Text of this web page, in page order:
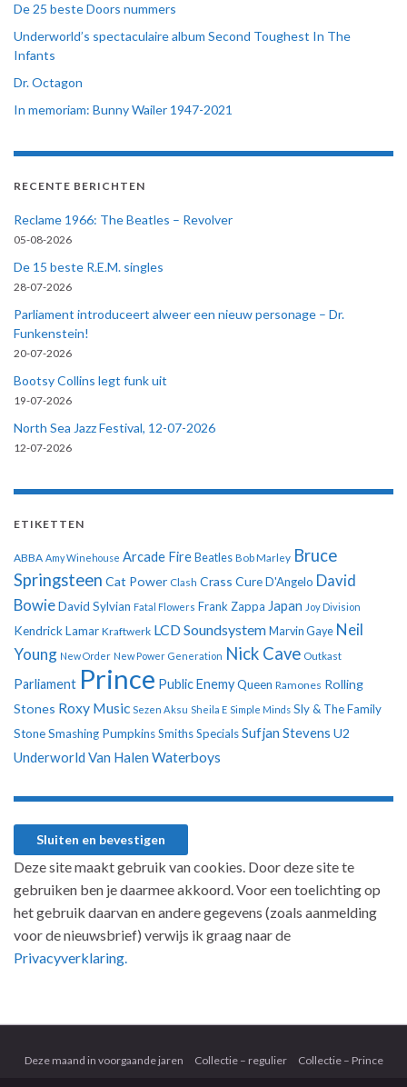
De 25 beste Doors nummers
Underworld’s spectaculaire album Second Toughest In The
Infants
Dr. Octagon
In memoriam: Bunny Wailer 1947-2021
RECENTE BERICHTEN
Reclame 1966: The Beatles – Revolver
05-08-2026
De 15 beste R.E.M. singles
28-07-2026
Parliament introduceert alweer een nieuw personage – Dr.
Funkenstein!
20-07-2026
Bootsy Collins legt funk uit
19-07-2026
North Sea Jazz Festival, 12-07-2026
12-07-2026
ETIKETTEN
ABBA Amy Winehouse Arcade Fire Beatles Bob Marley Bruce
Springsteen Cat Power Clash Crass CureD'Angelo David
BowieDavid Sylvian Fatal Flowers Frank Zappa Japan Joy Division
Kendrick Lamar Kraftwerk LCD Soundsystem Marvin Gaye Neil
Young New Order New Power Generation Nick Cave Outkast
Parliament Prince Public EnemyQueen Ramones Rolling
Stones Roxy Music Sezen Aksu Sheila E Simple Minds Sly & The Family
StoneSmashing PumpkinsSmithsSpecialsSufjan Stevens U2
Underworld Van Halen Waterboys
Deze site maakt gebruik van cookies. Door deze site te
gebruiken ben je daarmee akkoord. Voor een toelichting op
het gebruik daarvan en andere gegevens (zoals aanmelding
voor de nieuwsbrief) verwijs ik graag naar de
Privacyverklaring.
Deze maand in voorgaande jaren Collectie – regulier Collectie – Prince